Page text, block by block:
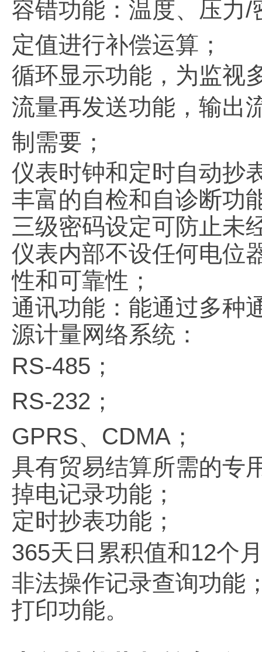
容错功能：温度、压力/
定值进行补偿运算；
循环显示功能，为监视
流量再发送功能，输出
制需要；
仪表时钟和定时自动抄
丰富的自检和自诊断功
三级密码设定可防止未
仪表内部不设任何电位
性和可靠性；
通讯功能：能通过多种
源计量网络系统：
RS-485；
RS-232；
GPRS、CDMA；
具有贸易结算所需的专
掉电记录功能；
定时抄表功能；
365天日累积值和12个
非法操作记录查询功能
打印功能。